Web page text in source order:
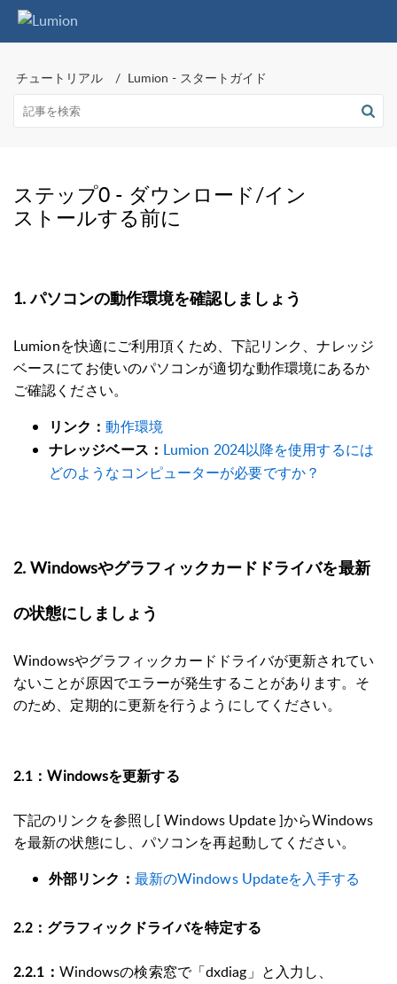
チュートリアル Lumion - スタートガイド
ステップ0 - ダウンロード/イン
ストールする前に
1. パソコンの動作環境を確認しましょう
Lumionを快適にご利用頂くため、下記リンク、ナレッジ
ベースにてお使いのパソコンが適切な動作環境にあるか
ご確認ください。
リンク：動作環境
ナレッジベース： Lumion 2024以降を使用するには
どのようなコンピューターが必要ですか？
2. Windowsやグラフィックカードドライバを最新
の状態にしましょう
Windowsやグラフィックカードドライバが更新されてい
ないことが原因でエラーが発生することがあります。そ
のため、定期的に更新を行うようにしてください。
2.1：Windowsを更新する
下記のリンクを参照し[ Windows Update ]からWindows
を最新の状態にし、パソコンを再起動してください。
外部リンク： 最新のWindows Updateを入手する
2.2：​ グラフィックドライバを特定する
2.2.1： Windowsの検索窓で「dxdiag」と入力し、